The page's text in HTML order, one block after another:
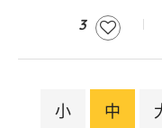
3
小 中